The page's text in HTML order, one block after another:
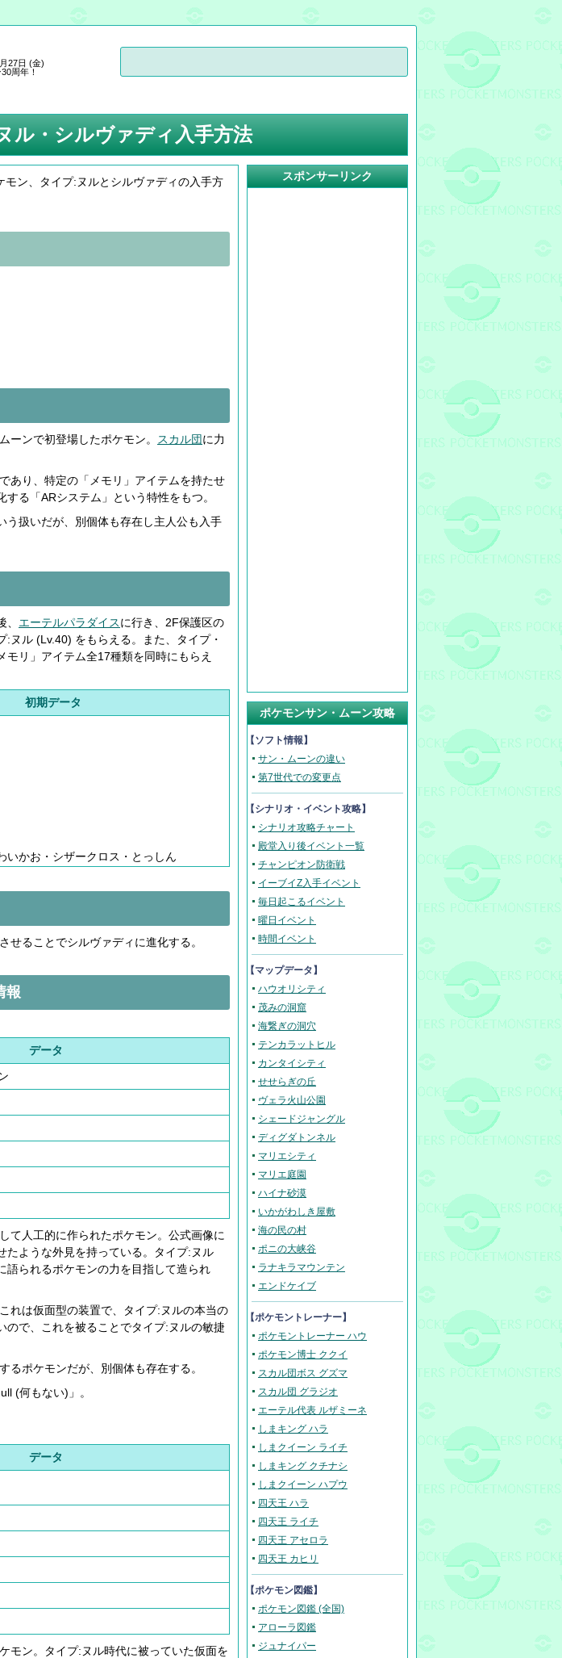
ル・シルヴァディ入手方法
モン、タイプ:ヌルとシルヴァディの入手方
ーンで初登場したポケモン。 スカル団に力
あり、特定の「メモリ」アイテムを持たせ
る「ARシステム」という特性をもつ。
う扱いだが、別個体も存在し主人公も入手
エーテルパラダイスに行き、2F保護区の
ヌル (Lv.40) をもらえる。また、タイプ・
リ」アイテム全17種類を同時にもらえ
初期データ
いかお・シザークロス・とっしん
せることでシルヴァディに進化する。
報
データ
て人工的に作られたポケモン。公式画像に
たような外見を持っている。タイプ:ヌル
語られるポケモンの力を目指して造られ
れは仮面型の装置で、タイプ:ヌルの本当の
ので、これを被ることでタイプ:ヌルの敏捷
るポケモンだが、別個体も存在する。
(何もない)」。
データ
モン。タイプ:ヌル時代に被っていた仮面を
スポンサーリンク
ポケモンサン・ムーン攻略
【ソフト情報】
サン・ムーンの違い
第7世代での変更点
【シナリオ・イベント攻略】
シナリオ攻略チャート
殿堂入り後イベント一覧
チャンピオン防衛戦
イーブイZ入手イベント
毎日起こるイベント
曜日イベント
時間イベント
【マップデータ】
ハウオリシティ
茂みの洞窟
海繋ぎの洞穴
テンカラットヒル
カンタイシティ
せせらぎの丘
ヴェラ火山公園
シェードジャングル
ディグダトンネル
マリエシティ
マリエ庭園
ハイナ砂漠
いかがわしき屋敷
海の民の村
ポニの大峡谷
ラナキラマウンテン
エンドケイブ
【ポケモントレーナー】
ポケモントレーナー ハウ
ポケモン博士 ククイ
スカル団ボス グズマ
スカル団 グラジオ
エーテル代表 ルザミーネ
しまキング ハラ
しまクイーン ライチ
しまキング クチナシ
しまクイーン ハプウ
四天王 ハラ
四天王 ライチ
四天王 アセロラ
四天王 カヒリ
【ポケモン図鑑】
ポケモン図鑑 (全国)
アローラ図鑑
ジュナイパー
27日 (金)
周年！